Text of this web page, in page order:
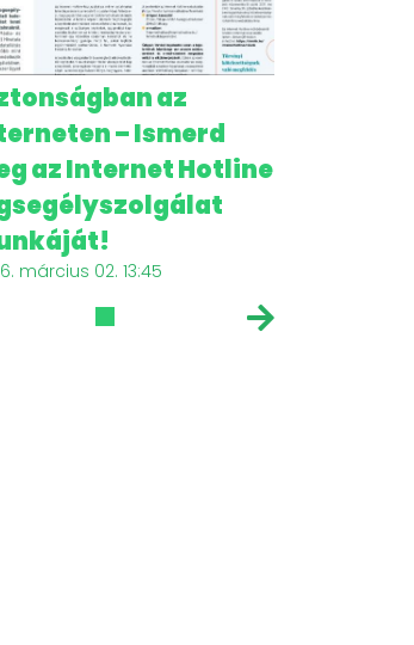
az
– Ismerd
az Internet Hotline
március 02. 13:45